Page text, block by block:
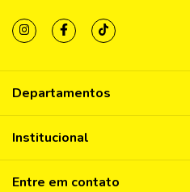
Departamentos
Institucional
Entre em contato